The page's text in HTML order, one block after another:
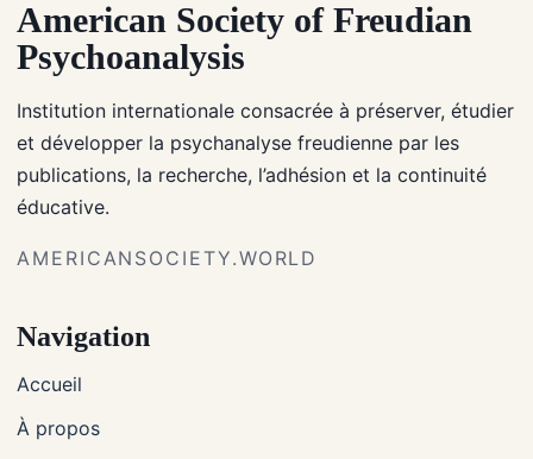
American Society of Freudian
Psychoanalysis
Institution internationale consacrée à préserver, étudier
et développer la psychanalyse freudienne par les
publications, la recherche, l’adhésion et la continuité
éducative.
AMERICANSOCIETY.WORLD
Navigation
Accueil
À propos